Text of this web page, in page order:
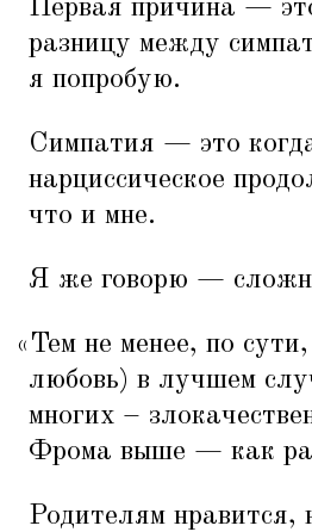
Первая причина —
разницу между
я попробую.
Симпатия — это
нарциссическое
что и мне.
Я же говорю —
« Тем не менее, по
любовь) в лучшем
многих –
Фрома выше — как
Родителям нравится,